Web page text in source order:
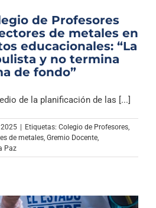
de Profesores
de metales en
educacionales: “La
y no termina
de fondo”
de la planificación de las [...]
Etiquetas: Colegio de Profesores,
de metales, Gremio Docente,
Paz